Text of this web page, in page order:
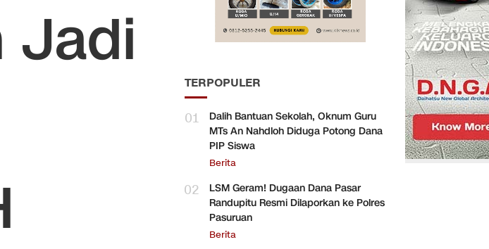
Jadi
TERPOPULER
01
Dalih Bantuan Sekolah, Oknum Guru
MTs An Nahdloh Diduga Potong Dana
PIP Siswa
Berita
02
LSM Geram! Dugaan Dana Pasar
Randupitu Resmi Dilaporkan ke Polres
Pasuruan
Berita